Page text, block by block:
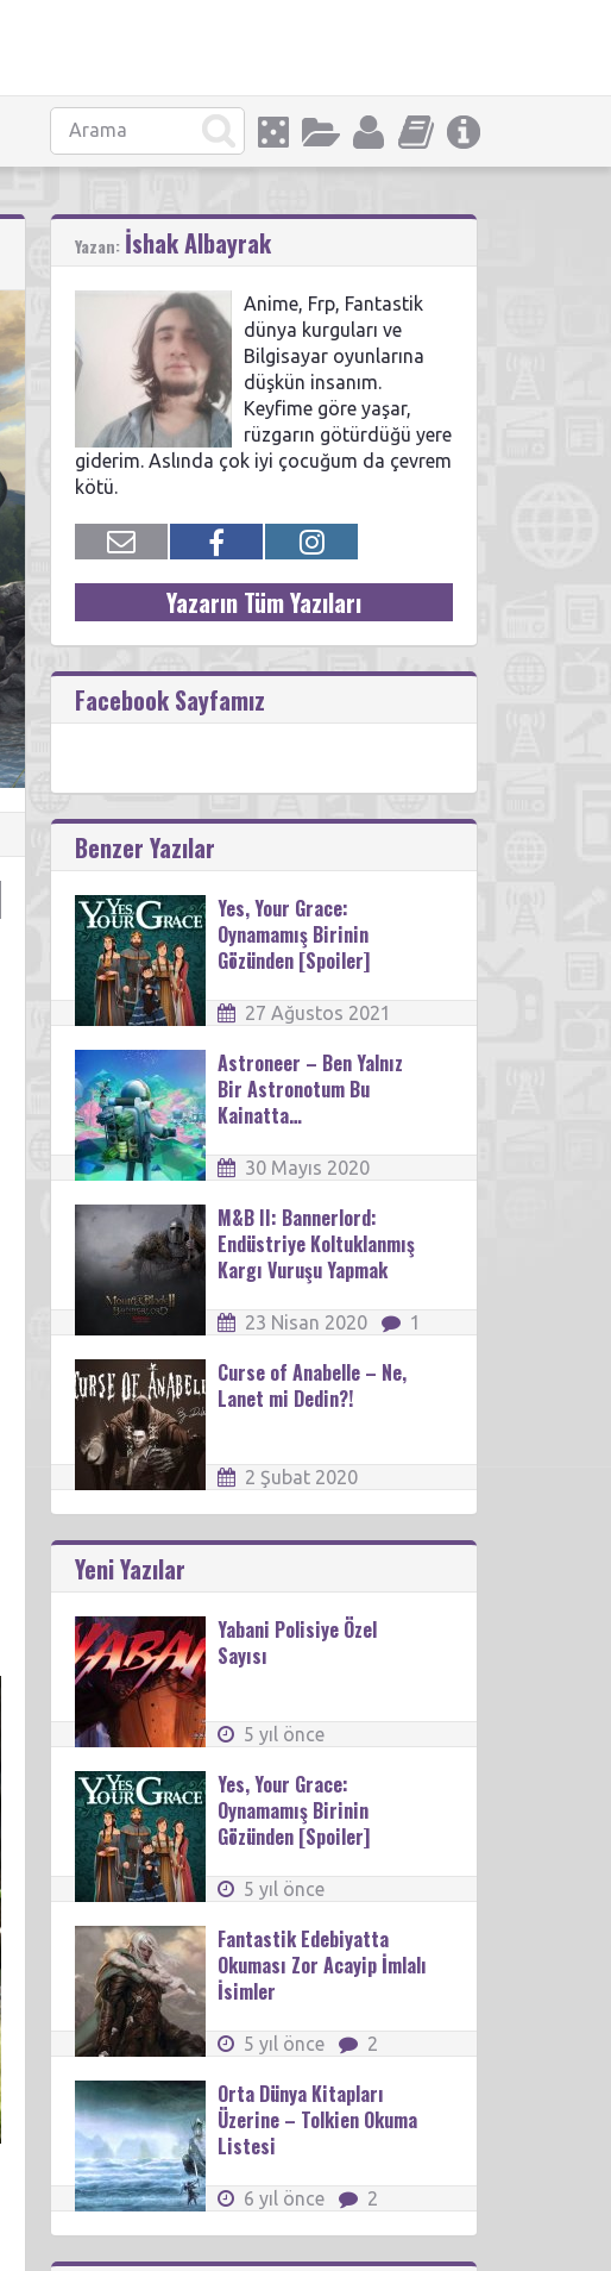
Yazan: İshak Albayrak
Anime, Frp, Fantastik
dünya kurguları ve
Bilgisayar oyunlarına
düşkün insanım.
Keyfime göre yaşar,
rüzgarın götürdüğü yere
giderim. Aslında çok iyi çocuğum da çevrem
kötü.
Yazarın Tüm Yazıları
Facebook Sayfamız
Benzer Yazılar
Yes, Your Grace:
Oynamamış Birinin
Gözünden [Spoiler]
27 Ağustos 2021
Astroneer – Ben Yalnız
Bir Astronotum Bu
Kainatta…
30 Mayıs 2020
M&B II: Bannerlord:
Endüstriye Koltuklanmış
Kargı Vuruşu Yapmak
23 Nisan 2020 1
Curse of Anabelle – Ne,
Lanet mi Dedin?!
2 Şubat 2020
Yeni Yazılar
Yabani Polisiye Özel
Sayısı
5 yıl önce
Yes, Your Grace:
Oynamamış Birinin
Gözünden [Spoiler]
5 yıl önce
Fantastik Edebiyatta
Okuması Zor Acayip İmlalı
İsimler
5 yıl önce 2
Orta Dünya Kitapları
Üzerine – Tolkien Okuma
Listesi
6 yıl önce 2